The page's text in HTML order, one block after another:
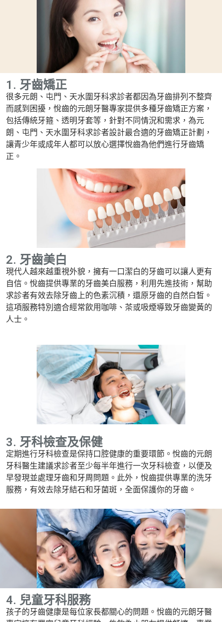
1. 牙齒矯正
很多元朗、屯門、天水圍牙科求診者都因為牙齒排列不整齊
而感到困擾，悅齒的元朗牙醫專家提供多種牙齒矯正方案，
包括傳統牙箍、透明牙套等，針對不同情況和需求，為元
朗、屯門、天水圍牙科求診者設計最合適的牙齒矯正計劃，
讓青少年或成年人都可以放心選擇悅齒為他們進行牙齒矯
正。
2. 牙齒美白
現代人越來越重視外貌，擁有一口潔白的牙齒可以讓人更有
自信。悅齒提供專業的牙齒美白服務，利用先進技術，幫助
求診者有效去除牙齒上的色素沉積，還原牙齒的自然白皙。
這項服務特別適合經常飲用咖啡、茶或吸煙導致牙齒變黃的
人士。
3. 牙科檢查及保健
定期進行牙科檢查是保持口腔健康的重要環節。悅齒的元朗
牙科醫生建議求診者至少每半年進行一次牙科檢查，以便及
早發現並處理牙齒和牙周問題。此外，悅齒提供專業的洗牙
服務，有效去除牙結石和牙菌斑，全面保護你的牙齒。
4. 兒童牙科服務
孩子的牙齒健康是每位家長都關心的問題。悅齒的元朗牙醫